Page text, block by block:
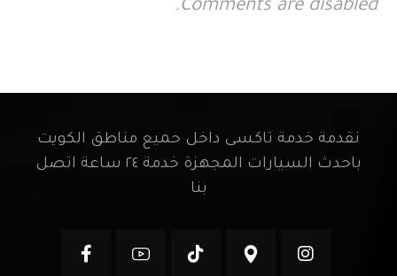
Comments are disabled.
نقدمة خدمة تاكسى داخل حميع مناطق الكويت
باحدث السيارات المجهزة خدمة ٢٤ ساعة اتصل
بنا